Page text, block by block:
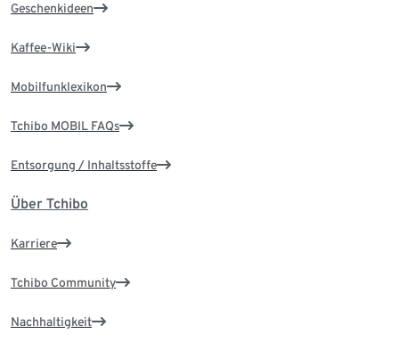
Geschenkideen
Kaffee-Wiki
Mobilfunklexikon
Tchibo MOBIL FAQs
Entsorgung / Inhaltsstoffe
Über Tchibo
Karriere
Tchibo Community
Nachhaltigkeit